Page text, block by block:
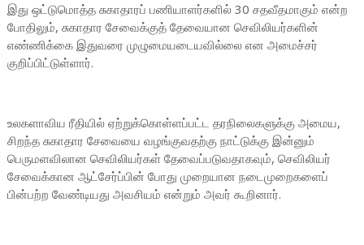
இது ஒட்டுமொத்த சுகாதாரப் பணியாளர்களில் 30 சதவீதமாகும் என்ற
போதிலும், சுகாதார சேவைக்குத் தேவையான செவிலியர்களின்
எண்ணிக்கை இதுவரை முழுமையடையவில்லை என அமைச்சர்
குறிப்பிட்டுள்ளார்.
உலகளாவிய ரீதியில் ஏற்றுக்கொள்ளப்பட்ட தரநிலைகளுக்கு அமைய,
சிறந்த சுகாதார சேவையை வழங்குவதற்கு நாட்டுக்கு இன்னும்
பெருமளவிலான செவிலியர்கள் தேவைப்படுவதாகவும், செவிலியர்
சேவைக்கான ஆட்சேர்ப்பின் போது முறையான நடைமுறைகளைப்
பின்பற்ற வேண்டியது அவசியம் என்றும் அவர் கூறினார்.